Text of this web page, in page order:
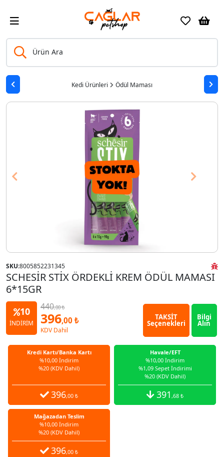
Ürün Ara
Kedi Ürünleri Ödül Maması
Previous Next
SKU:8005852231345
SCHESİR STİX ÖRDEKLİ KREM ÖDÜL MAMASI
6*15GR
10
İNDİRİM
440,00 ₺
396,00 ₺
KDV Dahil
TAKSİT
Seçenekleri
Bilgi
Alın
Kredi Kartı/Banka Kartı
%10,00 İndirim
%20 (KDV Dahil)
396,00 ₺
Havale/EFT
%10,00 İndirim
%1,09 Sepet İndirimi
%20 (KDV Dahil)
391 ,68 ₺
Mağazadan Teslim
%10,00 İndirim
%20 (KDV Dahil)
396,00 ₺